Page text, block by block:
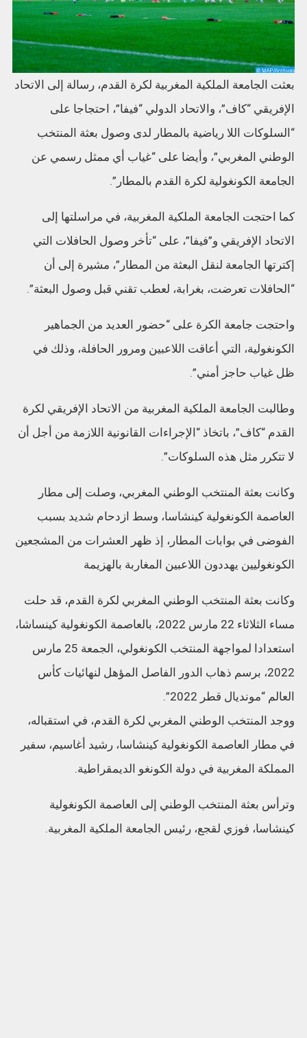
بعثت الجامعة الملكية المغربية لكرة القدم، رسالة إلى الاتحاد
الإفريقي “كاف”، والاتحاد الدولي “فيفا”، احتجاجا على
“السلوكات اللا رياضية بالمطار لدى وصول بعثة المنتخب
الوطني المغربي”، وأيضا على “غياب أي ممثل رسمي عن
الجامعة الكونغولية لكرة القدم بالمطار”.
كما احتجت الجامعة الملكية المغربية، في مراسلتها إلى
الاتحاد الإفريقي و”فيفا”، على “تأخر وصول الحافلات التي
إكترتها الجامعة لنقل البعثة من المطار”، مشيرة إلى أن
“الحافلات تعرضت، بغرابة، لعطب تقني قبل وصول البعثة”.
واحتجت جامعة الكرة على “حضور العديد من الجماهير
الكونغولية، التي أعاقت اللاعبين ومرور الحافلة، وذلك في
ظل غياب حاجز أمني”.
وطالبت الجامعة الملكية المغربية من الاتحاد الإفريقي لكرة
القدم “كاف”، باتخاذ “الإجراءات القانونية اللازمة من أجل أن
لا تتكرر مثل هذه السلوكات”.
وكانت بعثة المنتخب الوطني المغربي، وصلت إلى مطار
العاصمة الكونغولية كينشاسا، وسط ازدحام شديد بسبب
الفوضى في بوابات المطار، إذ ظهر العشرات من المشجعين
الكونغوليين يهددون اللاعبين المغاربة بالهزيمة
وكانت بعثة المنتخب الوطني المغربي لكرة القدم، قد حلت
مساء الثلاثاء 22 مارس 2022، بالعاصمة الكونغولية كينساشا،
استعدادا لمواجهة المنتخب الكونغولي، الجمعة 25 مارس
2022، برسم ذهاب الدور الفاصل المؤهل لنهائيات كأس
العالم “مونديال قطر 2022”.
ووجد المنتخب الوطني المغربي لكرة القدم، في استقباله،
في مطار العاصمة الكونغولية كينشاسا، رشيد أغاسيم، سفير
المملكة المغربية في دولة الكونغو الديمقراطية.
وترأس بعثة المنتخب الوطني إلى العاصمة الكونغولية
كينشاسا، فوزي لقجع، رئيس الجامعة الملكية المغربية.